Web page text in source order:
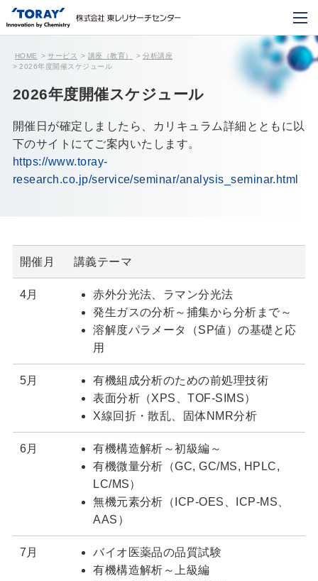
HOME サービス 講座（教育）
分析講座
2026年度開催スケジュール
2026年度開催スケジュール
開催日が確定しましたら、カリキュラム詳細とともに以
下のサイトにてご案内いたします。
https://www.toray-
research.co.jp/service/seminar/analysis_seminar.html
開催月 講義テーマ
4月
赤外分光法、ラマン分光法
発生ガスの分析～捕集から分析まで～
溶解度パラメータ（SP値）の基礎と応
用
5月
有機組成分析のための前処理技術
表面分析（XPS、TOF-SIMS）
X線回折・散乱、固体NMR分析
6月
有機構造解析～初級編～
有機微量分析（GC, GC/MS, HPLC,
LC/MS）
無機元素分析（ICP-OES、ICP-MS、
AAS）
7月
バイオ医薬品の品質試験
有機構造解析～上級編